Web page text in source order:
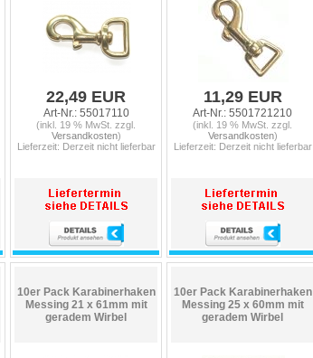
22,49 EUR
Art-Nr.: 55017110
(inkl. 19 % MwSt. zzgl.
Versandkosten)
Lieferzeit: Derzeit nicht lieferbar
11,29 EUR
Art-Nr.: 5501721210
(inkl. 19 % MwSt. zzgl.
Versandkosten)
Lieferzeit: Derzeit nicht lieferbar
10er Pack Karabinerhaken
Messing 21 x 61mm mit
geradem Wirbel
10er Pack Karabinerhaken
Messing 25 x 60mm mit
geradem Wirbel